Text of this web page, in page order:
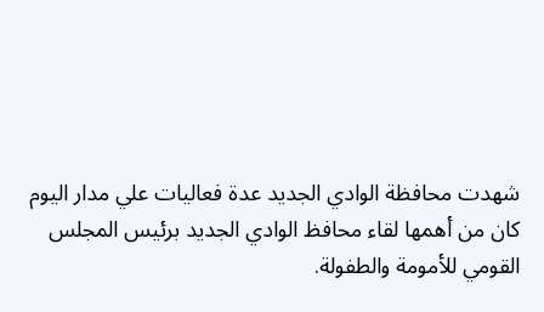
شهدت محافظة الوادي الجديد عدة فعاليات علي مدار اليوم
كان من أهمها لقاء محافظ الوادي الجديد برئيس المجلس
القومي للأمومة والطفولة.